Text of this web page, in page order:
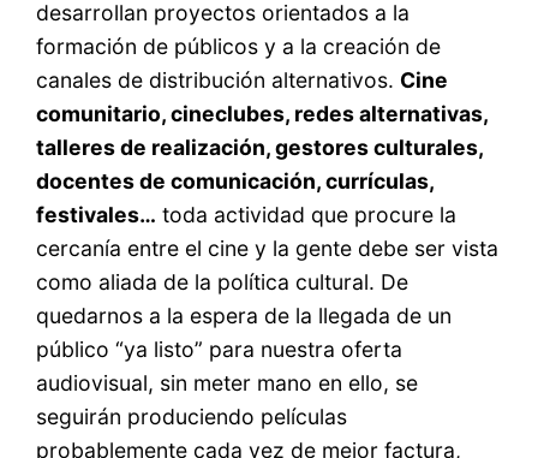
desarrollan proyectos orientados a la
formación de públicos y a la creación de
canales de distribución alternativos. Cine
comunitario, cineclubes, redes alternativas,
talleres de realización, gestores culturales,
docentes de comunicación, currículas,
festivales… toda actividad que procure la
cercanía entre el cine y la gente debe ser vista
como aliada de la política cultural. De
quedarnos a la espera de la llegada de un
público “ya listo” para nuestra oferta
audiovisual, sin meter mano en ello, se
seguirán produciendo películas
probablemente cada vez de mejor factura,